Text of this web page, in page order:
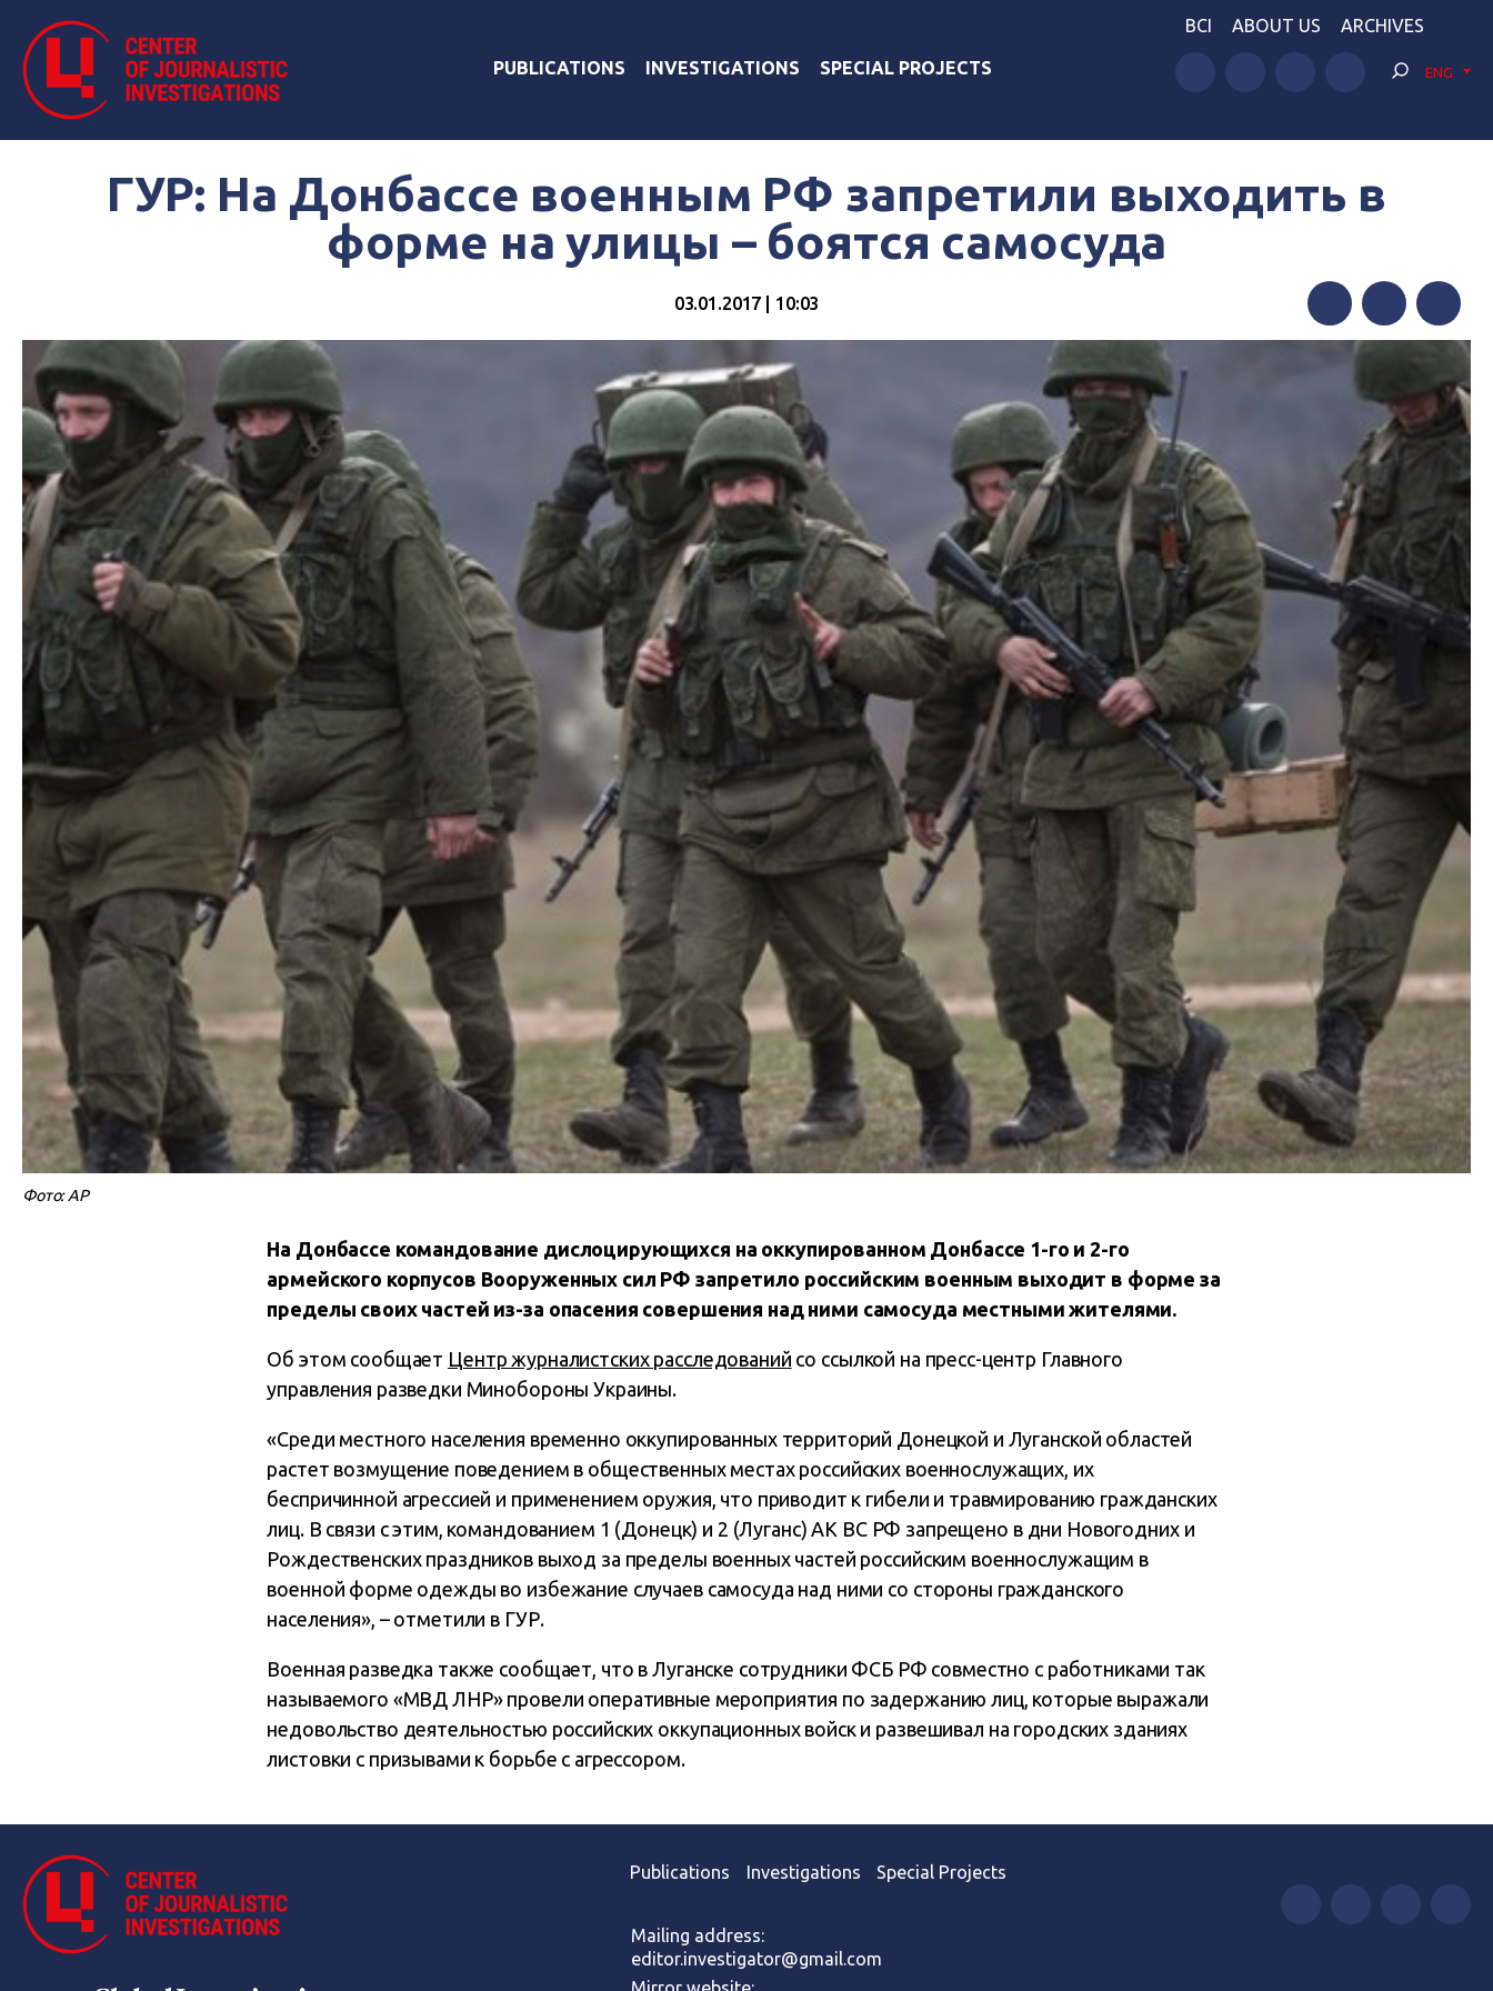
PUBLICATIONS INVESTIGATIONS SPECIAL PROJECTS
BCI ABOUT US ARCHIVES
ENG
ГУР: На Донбассе военным РФ запретили выходить в
форме на улицы – боятся самосуда
03.01.2017 | 10:03
FacebookTwitter Telegram
Фото: AP
На Донбассе командование дислоцирующихся на оккупированном Донбассе 1-го и 2-го
армейского корпусов Вооруженных сил РФ запретило российским военным выходит в форме за
пределы своих частей из-за опасения совершения над ними самосуда местными жителями.
Об этом сообщает Центр журналистских расследований со ссылкой на пресс-центр Главного
управления разведки Минобороны Украины.
«Среди местного населения временно оккупированных территорий Донецкой и Луганской областей
растет возмущение поведением в общественных местах российских военнослужащих, их
беспричинной агрессией и применением оружия, что приводит к гибели и травмированию гражданских
лиц. В связи с этим, командованием 1 (Донецк) и 2 (Луганс) АК ВС РФ запрещено в дни Новогодних и
Рождественских праздников выход за пределы военных частей российским военнослужащим в
военной форме одежды во избежание случаев самосуда над ними со стороны гражданского
населения», – отметили в ГУР.
Военная разведка также сообщает, что в Луганске сотрудники ФСБ РФ совместно с работниками так
называемого «МВД ЛНР» провели оперативные мероприятия по задержанию лиц, которые выражали
недовольство деятельностью российских оккупационных войск и развешивал на городских зданиях
листовки с призывами к борьбе с агрессором.
Publications Investigations Special Projects
Mailing address:
editor.investigator@gmail.com